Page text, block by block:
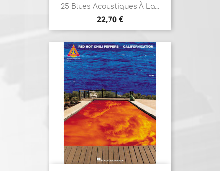
25 Blues Acoustiques À La...
Prix
22,70 €